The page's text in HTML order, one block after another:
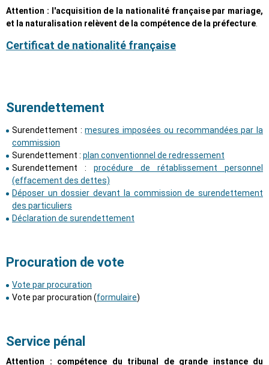
Attention : l'acquisition de la nationalité française par mariage,
et la naturalisation relèvent de la compétence de la préfecture.
Certificat de nationalité française
Surendettement
Surendettement :mesures imposées ou recommandées par la
commission
Surendettement : plan conventionnel de redressement
Surendettement : procédure de rétablissement personnel
(effacement des dettes)
Déposer un dossier devant la commission de surendettement
des particuliers
Déclaration de surendettement
Procuration de vote
Vote par procuration
Vote par procuration (formulaire)
Service pénal
Attention : compétence du tribunal de grande instance du